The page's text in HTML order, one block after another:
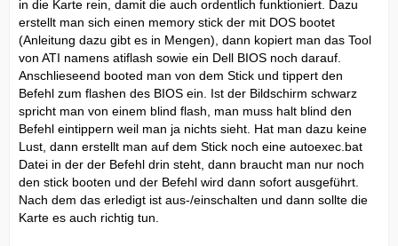
in die Karte rein, damit die auch ordentlich funktioniert. Dazu
erstellt man sich einen memory stick der mit DOS bootet
(Anleitung dazu gibt es in Mengen), dann kopiert man das Tool
von ATI namens atiflash sowie ein Dell BIOS noch darauf.
Anschlieseend booted man von dem Stick und tippert den
Befehl zum flashen des BIOS ein. Ist der Bildschirm schwarz
spricht man von einem blind flash, man muss halt blind den
Befehl eintippern weil man ja nichts sieht. Hat man dazu keine
Lust, dann erstellt man auf dem Stick noch eine autoexec.bat
Datei in der der Befehl drin steht, dann braucht man nur noch
den stick booten und der Befehl wird dann sofort ausgeführt.
Nach dem das erledigt ist aus-/einschalten und dann sollte die
Karte es auch richtig tun.